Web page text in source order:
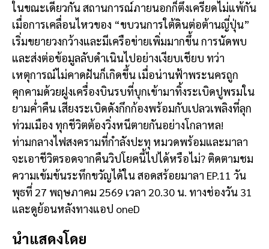
ในขณะเดียวกัน สถานการณ์ภายนอกก็ตึงเครียดไม่แพ้กัน
เมื่อการเคลื่อนไหวของ “ขบวนการใต้ดินต่อต้านญี่ปุ่น”
เริ่มขยายวงกว้างและมีเครือข่ายเพิ่มมากขึ้น การนัดพบ
และส่งต่อข้อมูลลับดำเนินไปอย่างเงียบเชียบ ทว่า
เหตุการณ์ไม่คาดฝันก็เกิดขึ้น เมื่อน่านฟ้าพระนครถูก
คุกคามด้วยฝูงเครื่องบินรบที่บุกเข้ามาทิ้งระเบิดปูพรมใน
ยามค่ำคืน เสียงระเบิดดังกึกก้องพร้อมกับเปลวเพลิงที่ลุก
ท่วมเมือง ทุกชีวิตต้องวิ่งหนีตายกันอย่างโกลาหล!
ท่ามกลางไฟสงครามที่กำลังปะทุ หมวดพร้อมและมาลา
จะเอาชีวิตรอดจากคืนวิปโยคนี้ไปได้หรือไม่? ติดตามชม
ความเข้มข้นระทึกขวัญได้ใน สอดสร้อยมาลา EP.11 วัน
พุธที่ 27 พฤษภาคม 2569 เวลา 20.30 น. ทางช่องวัน 31
และดูย้อนหลังทางแอป oneD
นำแสดงโดย